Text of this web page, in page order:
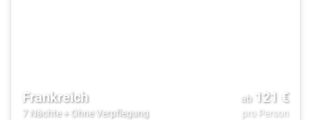
Frankreich
7 Nächte+ Ohne Verpflegung
ab 121 €
pro Person